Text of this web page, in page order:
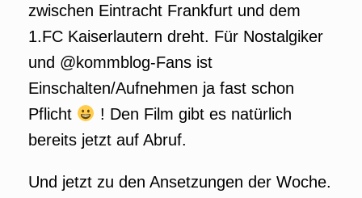
zwischen Eintracht Frankfurt und dem
1.FC Kaiserlautern dreht. Für Nostalgiker
und @kommblog-Fans ist
Einschalten/Aufnehmen ja fast schon
Pflicht
! Den Film gibt es natürlich
bereits jetzt auf Abruf.
Und jetzt zu den Ansetzungen der Woche.